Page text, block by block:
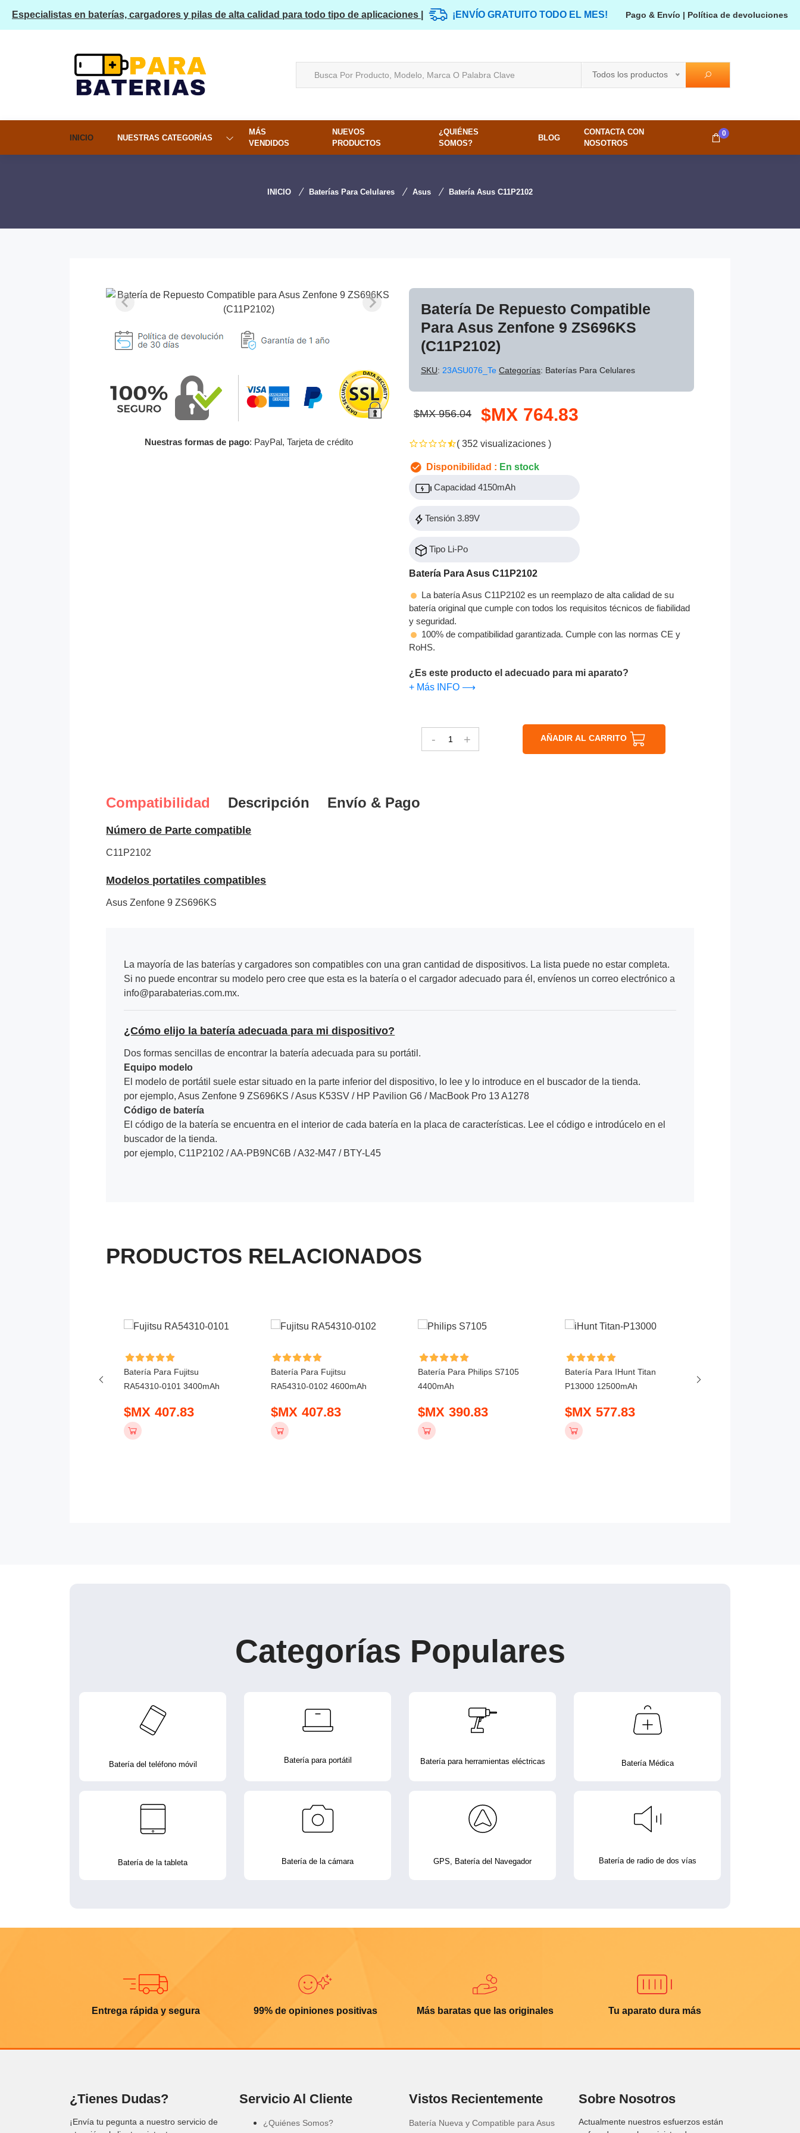
Especialistas en baterías, cargadores y pilas de alta calidad para todo tipo de aplicaciones | ¡ENVÍO GRATUITO TODO EL MES! Pago & Envío | Política de devoluciones
Todos los productos
INICIO NUESTRAS CATEGORÍAS
MÁS
VENDIDOS
NUEVOS
PRODUCTOS
¿QUIÉNES
SOMOS?
BLOG
CONTACTA CON
NOSOTROS
0
INICIO Baterías Para Celulares Asus Batería Asus C11P2102
Nuestras formas de pago: PayPal, Tarjeta de crédito
Batería De Repuesto Compatible
Para Asus Zenfone 9 ZS696KS
(C11P2102)
SKU: 23ASU076_Te Categorías: Baterías Para Celulares
$MX 956.04 $MX 764.83
( 352 visualizaciones )
Disponibilidad : En stock
Capacidad 4150mAh
Tensión 3.89V
Tipo Li-Po
Batería Para Asus C11P2102
La batería Asus C11P2102 es un reemplazo de alta calidad de su
batería original que cumple con todos los requisitos técnicos de fiabilidad
y seguridad.
100% de compatibilidad garantizada. Cumple con las normas CE y
RoHS.
¿Es este producto el adecuado para mi aparato?
+ Más INFO ⟶
- + AÑADIR AL CARRITO
Compatibilidad Descripción Envío & Pago
Número de Parte compatible
C11P2102
Modelos portatiles compatibles
Asus Zenfone 9 ZS696KS
La mayoría de las baterías y cargadores son compatibles con una gran cantidad de dispositivos. La lista puede no estar completa.
Si no puede encontrar su modelo pero cree que esta es la batería o el cargador adecuado para él, envíenos un correo electrónico a
info@parabaterias.com.mx.
¿Cómo elijo la batería adecuada para mi dispositivo?
Dos formas sencillas de encontrar la batería adecuada para su portátil.
Equipo modelo
El modelo de portátil suele estar situado en la parte inferior del dispositivo, lo lee y lo introduce en el buscador de la tienda.
por ejemplo, Asus Zenfone 9 ZS696KS / Asus K53SV / HP Pavilion G6 / MacBook Pro 13 A1278
Código de batería
El código de la batería se encuentra en el interior de cada batería en la placa de características. Lee el código e introdúcelo en el
buscador de la tienda.
por ejemplo, C11P2102 / AA-PB9NC6B / A32-M47 / BTY-L45
PRODUCTOS RELACIONADOS
Batería Para Fujitsu
RA54310-0101 3400mAh
$MX 407.83
Batería Para Fujitsu
RA54310-0102 4600mAh
$MX 407.83
Batería Para Philips S7105
4400mAh
$MX 390.83
Batería Para IHunt Titan
P13000 12500mAh
$MX 577.83
Categorías Populares
Batería del teléfono móvil Batería para portátil Batería para herramientas eléctricas Batería Médica
Batería de la tableta Batería de la cámara GPS, Batería del Navegador Batería de radio de dos vías
Entrega rápida y segura 99% de opiniones positivas Más baratas que las originales Tu aparato dura más
¿Tienes Dudas?
¡Envía tu pegunta a nuestro servicio de
Servicio Al Cliente
¿Quiénes Somos?
Vistos Recientemente
Batería Nueva y Compatible para Asus
Sobre Nosotros
Actualmente nuestros esfuerzos están